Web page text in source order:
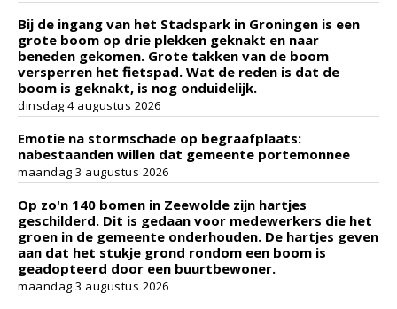
Bij de ingang van het Stadspark in Groningen is een
grote boom op drie plekken geknakt en naar
beneden gekomen. Grote takken van de boom
versperren het fietspad. Wat de reden is dat de
boom is geknakt, is nog onduidelijk.
dinsdag 4 augustus 2026
Emotie na stormschade op begraafplaats:
nabestaanden willen dat gemeente portemonnee
maandag 3 augustus 2026
Op zo'n 140 bomen in Zeewolde zijn hartjes
geschilderd. Dit is gedaan voor medewerkers die het
groen in de gemeente onderhouden. De hartjes geven
aan dat het stukje grond rondom een boom is
geadopteerd door een buurtbewoner.
maandag 3 augustus 2026